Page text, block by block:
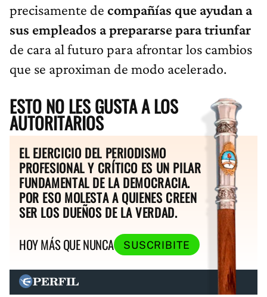
precisamente de compañías que ayudan a
sus empleados a prepararse para triunfar
de cara al futuro para afrontar los cambios
que se aproximan de modo acelerado.
ESTO NO LES GUSTA A LOS
AUTORITARIOS
EL EJERCICIO DEL PERIODISMO
PROFESIONAL Y CRÍTICO ES UN PILAR
FUNDAMENTAL DE LA DEMOCRACIA.
POR ESO MOLESTA A QUIENES CREEN
SER LOS DUEÑOS DE LA VERDAD.
HOY MÁS QUE NUNCA
SUSCRIBITE